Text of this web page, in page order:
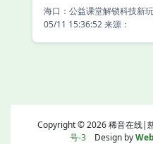
海口：公益课堂解锁科技新玩法-新
05/11 15:36:52 来源：
Copyright © 2026 稀音在线|
号-3 Design by